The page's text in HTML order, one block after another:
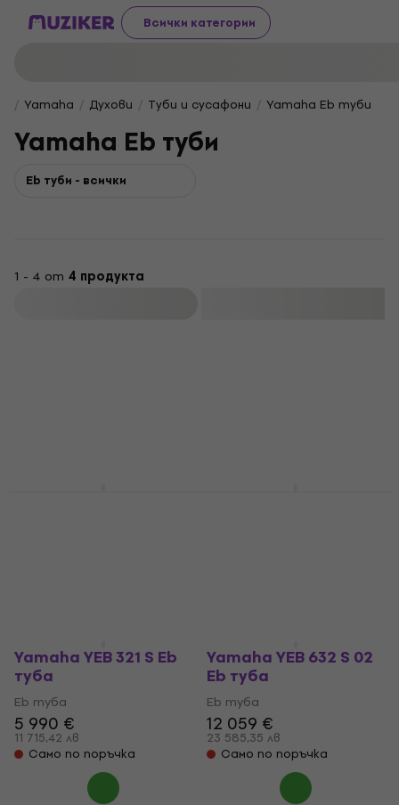
Всички категории
Yamaha Духови Туби и сусафони Yamaha Eb туби
Yamaha Eb туби
Eb туби - всички
1 - 4 от 4 продукта
Yamaha YEB 321 S Eb
туба
Eb туба
5 990 €
11 715,42 лв
Само по поръчка
Yamaha YEB 632 S 02
Eb туба
Eb туба
12 059 €
23 585,35 лв
Само по поръчка